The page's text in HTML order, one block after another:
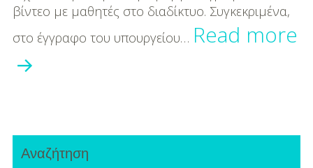
Υγεία – Ψυχολογία
βίντεο με μαθητές στο διαδίκτυο. Συγκεκριμένα,
στο έγγραφο του υπουργείου… Read more
Κινητά,
laptops
Primary
Αναζήτηση